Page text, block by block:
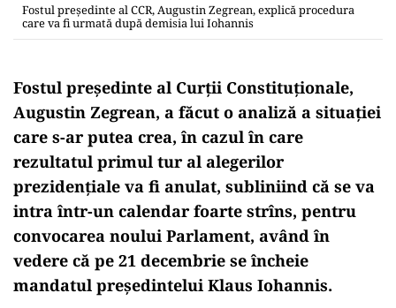
Fostul președinte al CCR, Augustin Zegrean, explică procedura
care va fi urmată după demisia lui Iohannis
Fostul președinte al Curții Constituționale,
Augustin Zegrean, a făcut o analiză a situației
care s-ar putea crea, în cazul în care
rezultatul primul tur al alegerilor
prezidențiale va fi anulat, subliniind că se va
intra într-un calendar foarte strîns, pentru
convocarea noului Parlament, având în
vedere că pe 21 decembrie se încheie
mandatul președintelui Klaus Iohannis.